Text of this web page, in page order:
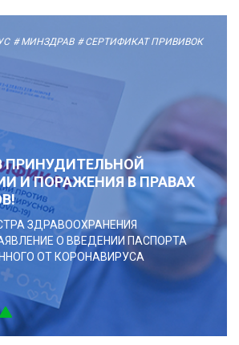
# МИНЗДРАВ # СЕРТИФИКАТ ПРИВИВОК
ПРИНУДИТЕЛЬНОЙ
И ПОРАЖЕНИЯ В ПРАВАХ
ЗДРАВООХРАНЕНИЯ
О ВВЕДЕНИИ ПАСПОРТА
ОТ КОРОНАВИРУСА